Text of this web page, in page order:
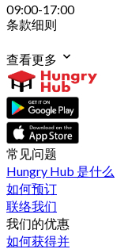
09:00-17:00
条款细则
查看更多
常见问题
Hungry Hub 是什么
如何预订
联络我们
我们的优惠
如何获得并